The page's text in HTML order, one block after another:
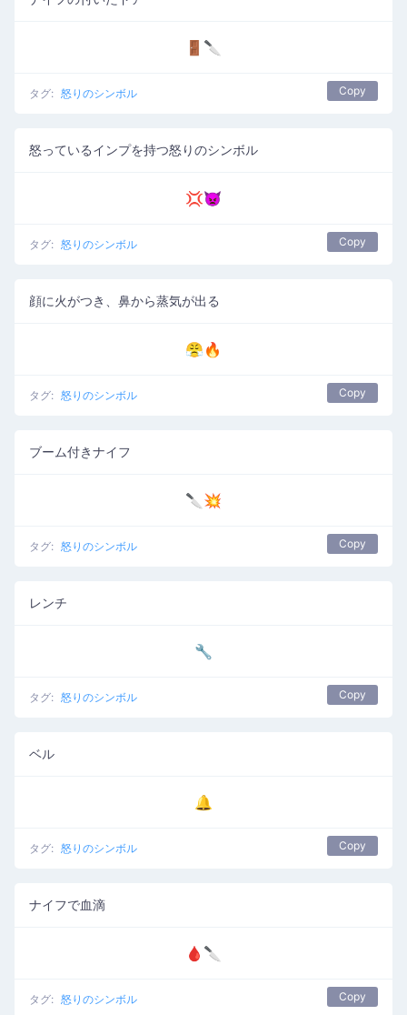
🚪🔪
タグ: 怒りのシンボル Copy
怒っているインプを持つ怒りのシンボル
💢👿
タグ: 怒りのシンボル Copy
顔に火がつき、鼻から蒸気が出る
😤🔥
タグ: 怒りのシンボル Copy
ブーム付きナイフ
🔪💥
タグ: 怒りのシンボル Copy
レンチ
🔧
タグ: 怒りのシンボル Copy
ベル
🔔
タグ: 怒りのシンボル Copy
ナイフで血滴
🩸🔪
タグ: 怒りのシンボル Copy